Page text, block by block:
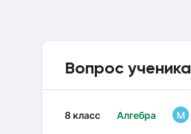
Вопрос ученика
Алгебра
8 класс М